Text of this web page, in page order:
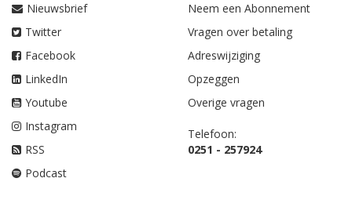
Nieuwsbrief
Twitter
Facebook
LinkedIn
Youtube
Instagram
RSS
Podcast
Neem een Abonnement
Vragen over betaling
Adreswijziging
Opzeggen
Overige vragen
Telefoon:
0251 - 257924